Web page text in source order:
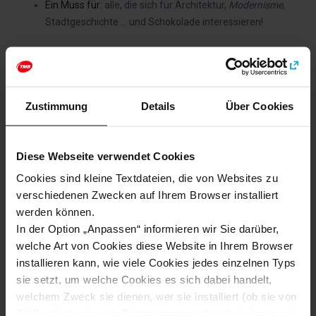
Zustimmung Details Über Cookies
Diese Webseite verwendet Cookies
Cookies sind kleine Textdateien, die von Websites zu
verschiedenen Zwecken auf Ihrem Browser installiert
werden können.
In der Option „Anpassen“ informieren wir Sie darüber,
welche Art von Cookies diese Website in Ihrem Browser
installieren kann, wie viele Cookies jedes einzelnen Typs
sie setzt, um welche Cookies es sich dabei handelt,
welchem Zweck sie dienen, wer sie installiert (ob sie von
Ein Muss für: alle, die sich für Architektur, Modernisme,
Stadtgeschichte ... und Schokolade interessieren!
http://www.amatller.org
Wie kommt man zu: Casa Amatller
Adresse
Passeig de Gràcia, 41
Barcelona